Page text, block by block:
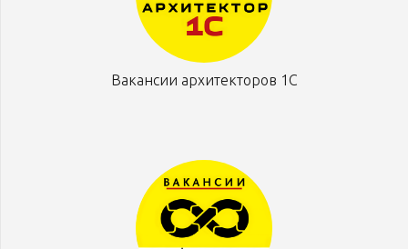
Вакансии архитекторов 1С